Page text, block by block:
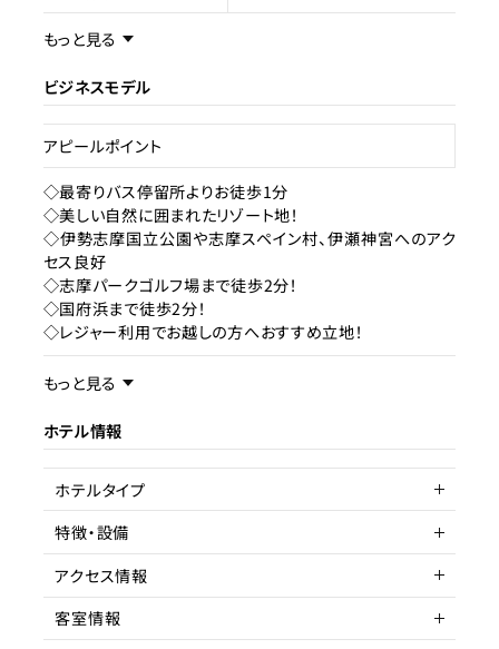
売却スキーム
権利
売却理由
ライセンス種類
現状 使用中
もっと見る
ビジネスモデル
アピールポイント
◇最寄りバス停留所よりお徒歩1分
◇美しい自然に囲まれたリゾート地！
◇伊勢志摩国立公園や志摩スペイン村、伊瀬神宮へのアク
セス良好
◇志摩パークゴルフ場まで徒歩2分！
◇国府浜まで徒歩2分！
◇レジャー利用でお越しの方へおすすめ立地！
事業内容／事業特徴
ターゲット層
客単価／客室単価
稼働率
もっと見る
ホテル情報
ホテルタイプ
ゲストハウス
特徴・設備
アクセス情報
所在地
三重県志摩市阿児町国府
客室情報